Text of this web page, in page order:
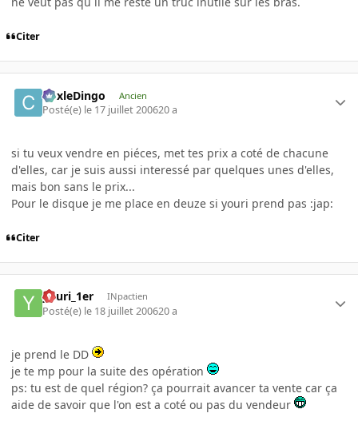
Citer
CoxleDingo Ancien
Posté(e) le 17 juillet 200620 a
si tu veux vendre en piéces, met tes prix a coté de chacune
d'elles, car je suis aussi interessé par quelques unes d'elles,
mais bon sans le prix...
Pour le disque je me place en deuze si youri prend pas :jap:
Citer
youri_1er INpactien
Posté(e) le 18 juillet 200620 a
je prend le DD
je te mp pour la suite des opération
ps: tu est de quel région? ça pourrait avancer ta vente car ça
aide de savoir que l'on est a coté ou pas du vendeur